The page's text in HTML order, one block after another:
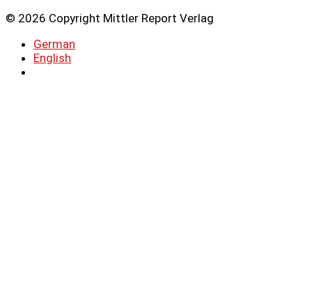
© 2026 Copyright Mittler Report Verlag
German
English